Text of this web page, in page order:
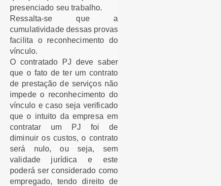
presenciado seu trabalho.
Ressalta-se que a
cumulatividade dessas provas
facilita o reconhecimento do
vínculo.
O contratado PJ deve saber
que o fato de ter um contrato
de prestação de serviços não
impede o reconhecimento do
vínculo e caso seja verificado
que o intuito da empresa em
contratar um PJ foi de
diminuir os custos, o contrato
será nulo, ou seja, sem
validade jurídica e este
poderá ser considerado como
empregado, tendo direito de